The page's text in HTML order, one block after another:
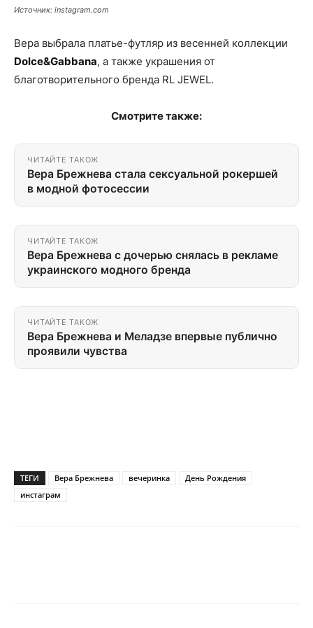
Источник: instagram.com
Вера выбрала платье-футляр из весенней коллекции
Dolce&Gabbana, а также украшения от
благотворительного бренда RL JEWEL.
Смотрите также:
ЧИТАЙТЕ ТАКОЖ
Вера Брежнева стала сексуальной рокершей
в модной фотосессии
ЧИТАЙТЕ ТАКОЖ
Вера Брежнева с дочерью снялась в рекламе
украинского модного бренда
ЧИТАЙТЕ ТАКОЖ
Вера Брежнева и Меладзе впервые публично
проявили чувства
ТЕГИ Вера Брежнева вечеринка
День Рождения
инстаграм